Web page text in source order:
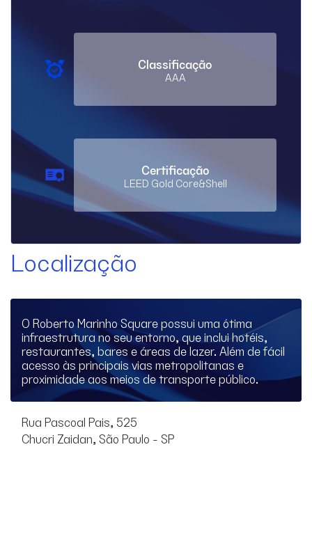
Classificação
AAA
Certificação
LEED Gold Core&Shell
Localização
Rua Pascoal Pais, 525
Chucri Zaidan, São Paulo - SP
O Roberto Marinho Square possui uma ótima
infraestrutura no seu entorno, que inclui hotéis,
restaurantes, bares e áreas de lazer. Além de fácil
acesso às principais vias metropolitanas e
proximidade aos meios de transporte público.